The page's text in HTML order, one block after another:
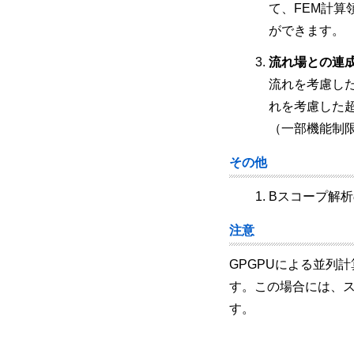
て、FEM計算
ができます。
流れ場との連
流れを考慮し
れを考慮した
（一部機能制
その他
Bスコープ解
注意
GPGPUによる並列
す。この場合には、
す。